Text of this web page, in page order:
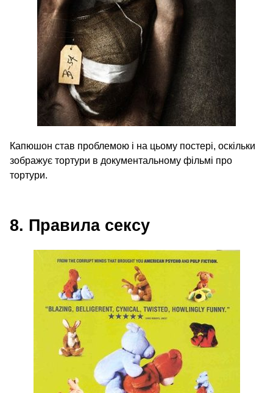
Капюшон став проблемою і на цьому постері, оскільки
зображує тортури в документальному фільмі про
тортури.
8. Правила сексу